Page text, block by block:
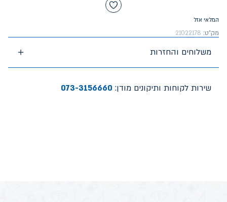
המלאי אזל
מק"ט: 21022178
משלוחים והחזרות
שירות לקוחות ותיקונים מודן: 073-3156660